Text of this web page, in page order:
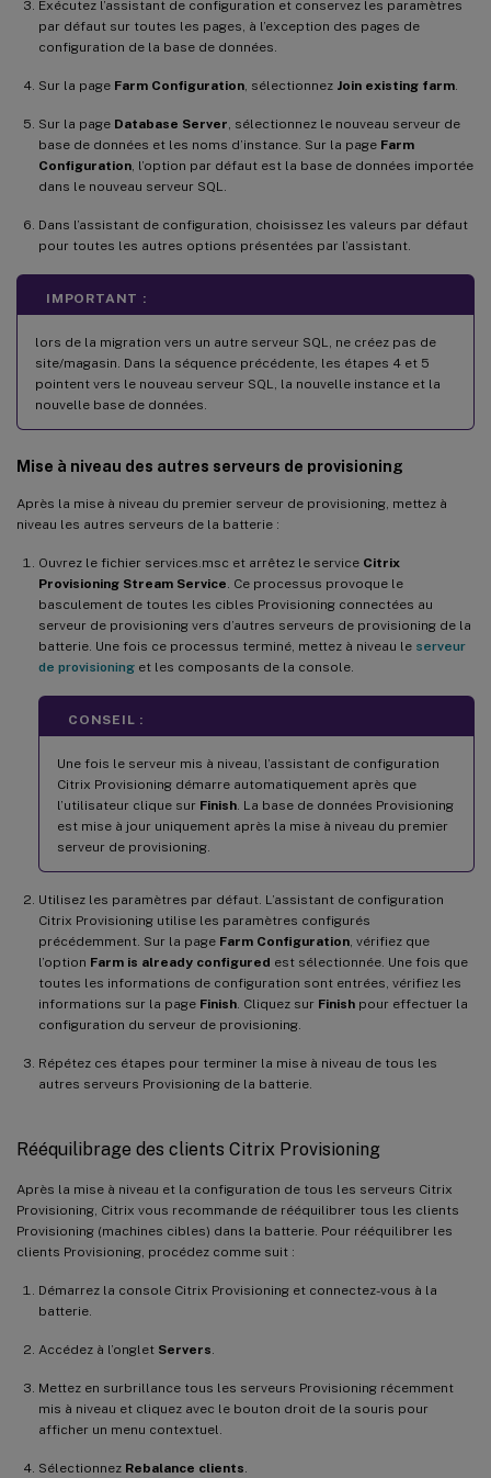
Exécutez l’assistant de configuration et conservez les paramètres
par défaut sur toutes les pages, à l’exception des pages de
configuration de la base de données.
Sur la page Farm Configuration , sélectionnez Join existing farm
Sur la page Database Server , sélectionnez le nouveau serveur de
base de données et les noms d’instance. Sur la page Farm
Configuration , l’option par défaut est la base de données importée
dans le nouveau serveur SQL.
Dans l’assistant de configuration, choisissez les valeurs par défaut
pour toutes les autres options présentées par l’assistant.
IMPORTANT :
lors de la migration vers un autre serveur SQL, ne créez pas de
site/magasin. Dans la séquence précédente, les étapes 4 et 5
pointent vers le nouveau serveur SQL, la nouvelle instance et la
nouvelle base de données.
Mise à niveau des autres serveurs de provisioning
Après la mise à niveau du premier serveur de provisioning, mettez à
niveau les autres serveurs de la batterie :
Ouvrez le fichier services.msc et arrêtez le service Citrix
Provisioning Stream Service . Ce processus provoque le
basculement de toutes les cibles Provisioning connectées au
serveur de provisioning vers d’autres serveurs de provisioning de la
batterie. Une fois ce processus terminé, mettez à niveau le serveur
de provisioning et les composants de la console.
CONSEIL :
Une fois le serveur mis à niveau, l’assistant de configuration
Citrix Provisioning démarre automatiquement après que
l’utilisateur clique sur Finish . La base de données Provisioning
est mise à jour uniquement après la mise à niveau du premier
serveur de provisioning.
Utilisez les paramètres par défaut. L’assistant de configuration
Citrix Provisioning utilise les paramètres configurés
précédemment. Sur la page Farm Configuration , vérifiez que
l’option Farm is already configured est sélectionnée. Une fois que
toutes les informations de configuration sont entrées, vérifiez les
informations sur la page Finish . Cliquez sur Finish pour effectuer la
configuration du serveur de provisioning.
Répétez ces étapes pour terminer la mise à niveau de tous les
autres serveurs Provisioning de la batterie.
Rééquilibrage des clients Citrix Provisioning
Après la mise à niveau et la configuration de tous les serveurs Citrix
Provisioning, Citrix vous recommande de rééquilibrer tous les clients
Provisioning (machines cibles) dans la batterie. Pour rééquilibrer les
clients Provisioning, procédez comme suit :
Démarrez la console Citrix Provisioning et connectez-vous à la
batterie.
Accédez à l’onglet Servers
Mettez en surbrillance tous les serveurs Provisioning récemment
mis à niveau et cliquez avec le bouton droit de la souris pour
afficher un menu contextuel.
Sélectionnez Rebalance clients